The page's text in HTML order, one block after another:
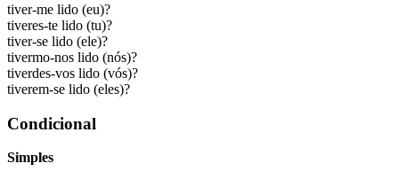
tiver-me lido (eu)?
tiveres-te lido (tu)?
tiver-se lido (ele)?
tivermo-nos lido (nós)?
tiverdes-vos lido (vós)?
tiverem-se lido (eles)?
Condicional
Simples